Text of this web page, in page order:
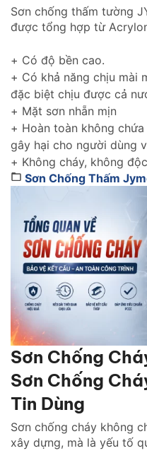
Sơn chống thấm tường
được tổng hợp từ
tường ngoài trời gìn giữ
của bạn thách thức với
+ Có độ bền cao.
+ Có khả năng chịu mài
đặc biệt chịu được cả
+ Mặt sơn nhẵn mịn
+ Hoàn toàn không
gây hại cho người dùng
+ Không cháy, không
Sơn Chống Thấm
Sơn Chống
Sơn Chống
Tin Dùng
Sơn chống cháy không
xây dựng, mà là yếu tố